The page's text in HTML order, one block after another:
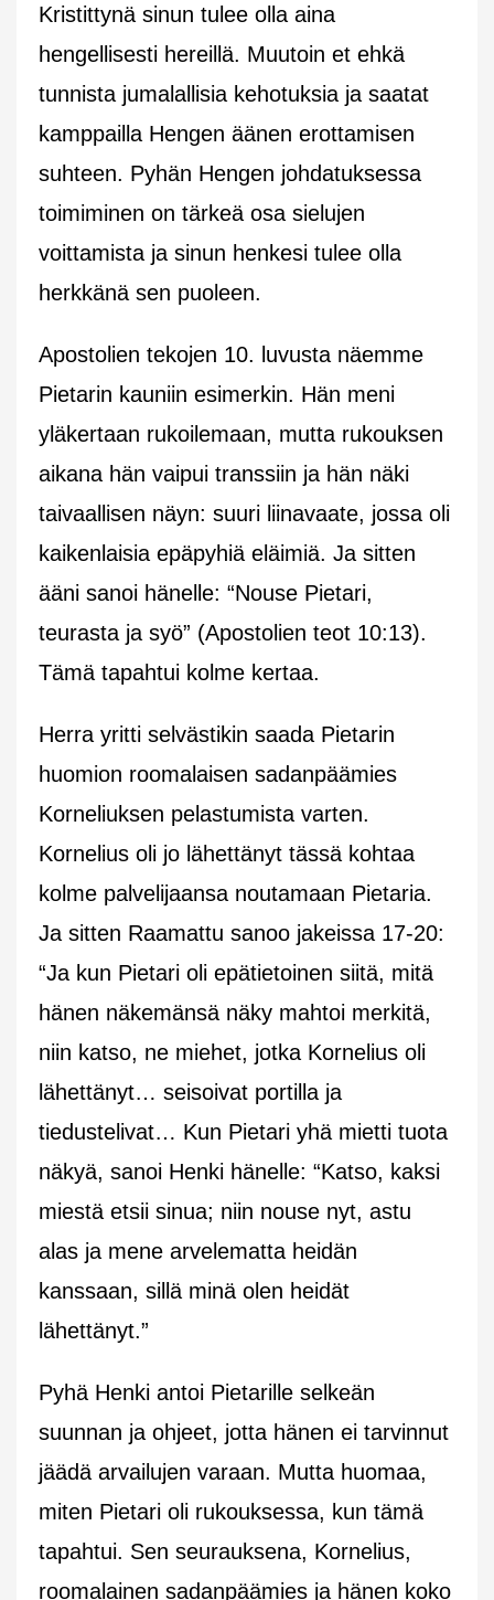
Kristittynä sinun tulee olla aina
hengellisesti hereillä. Muutoin et ehkä
tunnista jumalallisia kehotuksia ja saatat
kamppailla Hengen äänen erottamisen
suhteen. Pyhän Hengen johdatuksessa
toimiminen on tärkeä osa sielujen
voittamista ja sinun henkesi tulee olla
herkkänä sen puoleen.
Apostolien tekojen 10. luvusta näemme
Pietarin kauniin esimerkin. Hän meni
yläkertaan rukoilemaan, mutta rukouksen
aikana hän vaipui transsiin ja hän näki
taivaallisen näyn: suuri liinavaate, jossa oli
kaikenlaisia epäpyhiä eläimiä. Ja sitten
ääni sanoi hänelle: “Nouse Pietari,
teurasta ja syö” (Apostolien teot 10:13).
Tämä tapahtui kolme kertaa.
Herra yritti selvästikin saada Pietarin
huomion roomalaisen sadanpäämies
Korneliuksen pelastumista varten.
Kornelius oli jo lähettänyt tässä kohtaa
kolme palvelijaansa noutamaan Pietaria.
Ja sitten Raamattu sanoo jakeissa 17-20:
“Ja kun Pietari oli epätietoinen siitä, mitä
hänen näkemänsä näky mahtoi merkitä,
niin katso, ne miehet, jotka Kornelius oli
lähettänyt… seisoivat portilla ja
tiedustelivat… Kun Pietari yhä mietti tuota
näkyä, sanoi Henki hänelle: “Katso, kaksi
miestä etsii sinua; niin nouse nyt, astu
alas ja mene arvelematta heidän
kanssaan, sillä minä olen heidät
lähettänyt.”
Pyhä Henki antoi Pietarille selkeän
suunnan ja ohjeet, jotta hänen ei tarvinnut
jäädä arvailujen varaan. Mutta huomaa,
miten Pietari oli rukouksessa, kun tämä
tapahtui. Sen seurauksena, Kornelius,
roomalainen sadanpäämies ja hänen koko